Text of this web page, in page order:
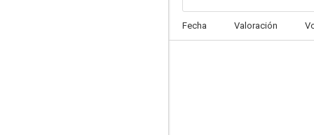
Fecha Valoración